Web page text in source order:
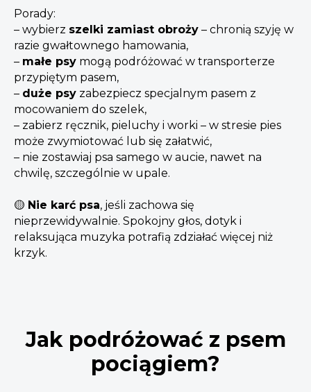
Porady:
– wybierz szelki zamiast obroży – chronią szyję w
razie gwałtownego hamowania,
– małe psy mogą podróżować w transporterze
przypiętym pasem,
– duże psy zabezpiecz specjalnym pasem z
mocowaniem do szelek,
– zabierz ręcznik, pieluchy i worki – w stresie pies
może zwymiotować lub się załatwić,
– nie zostawiaj psa samego w aucie, nawet na
chwilę, szczególnie w upale.
🟡 Nie karć psa, jeśli zachowa się
nieprzewidywalnie. Spokojny głos, dotyk i
relaksująca muzyka potrafią zdziałać więcej niż
krzyk.
Jak podróżować z psem
pociągiem?